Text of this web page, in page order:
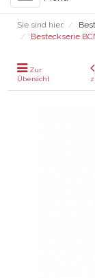
navigation
Sie sind hier:
Besteckserie
Zur
Übersicht